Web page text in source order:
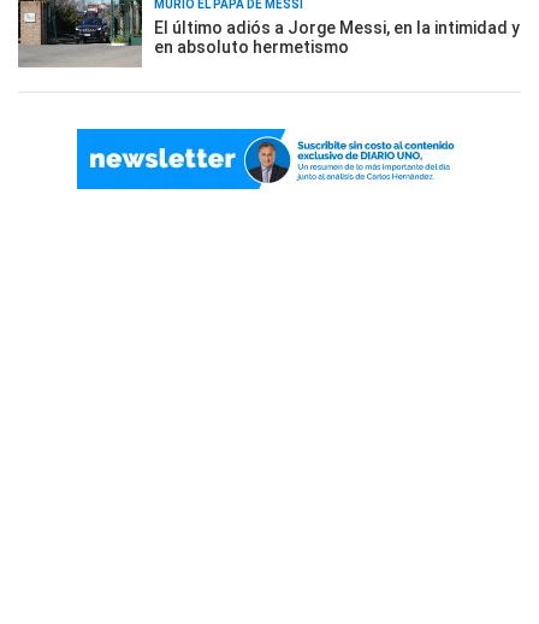
MURIÓ EL PAPÁ DE MESSI
El último adiós a Jorge Messi, en la intimidad y
en absoluto hermetismo